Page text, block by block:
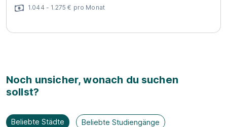
1.044 - 1.275 € pro Monat
Noch unsicher, wonach du suchen
sollst?
Beliebte Städte Beliebte Studiengänge